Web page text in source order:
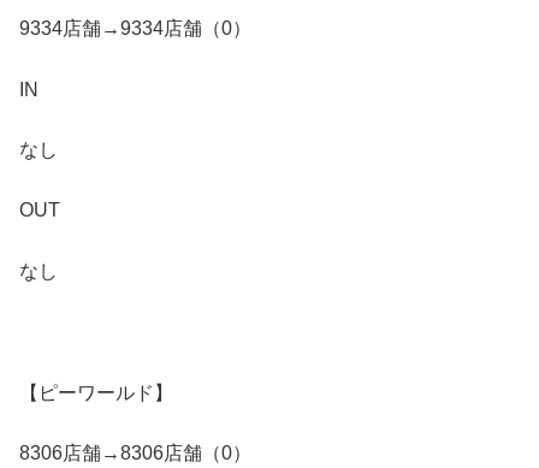
9334店舗→9334店舗（0）
IN
なし
OUT
なし
【ピーワールド】
8306店舗→8306店舗（0）